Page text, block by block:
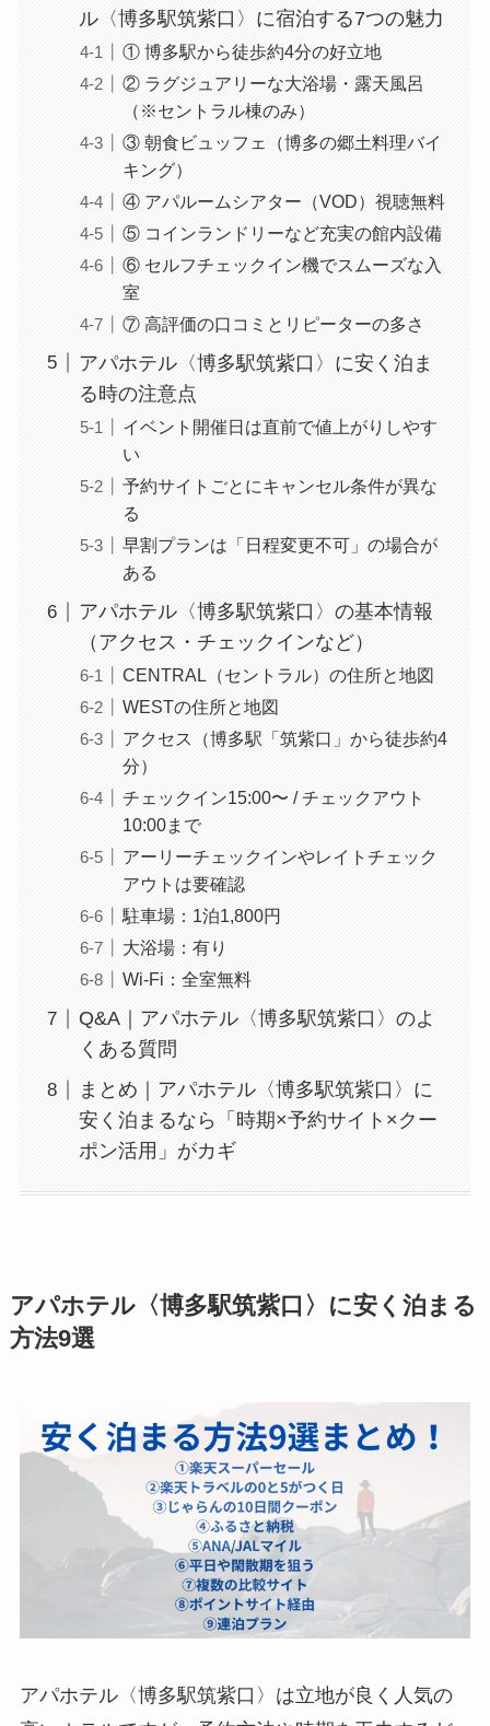
ル〈博多駅筑紫口〉に宿泊する7つの魅力
① 博多駅から徒歩約4分の好立地
② ラグジュアリーな大浴場・露天風呂
（※セントラル棟のみ）
③ 朝食ビュッフェ（博多の郷土料理バイ
キング）
④ アパルームシアター（VOD）視聴無料
⑤ コインランドリーなど充実の館内設備
⑥ セルフチェックイン機でスムーズな入
室
⑦ 高評価の口コミとリピーターの多さ
アパホテル〈博多駅筑紫口〉に安く泊ま
る時の注意点
イベント開催日は直前で値上がりしやす
い
予約サイトごとにキャンセル条件が異な
る
早割プランは「日程変更不可」の場合が
ある
アパホテル〈博多駅筑紫口〉の基本情報
（アクセス・チェックインなど）
CENTRAL（セントラル）の住所と地図
WESTの住所と地図
アクセス（博多駅「筑紫口」から徒歩約4
分）
チェックイン15:00〜 / チェックアウト
10:00まで
アーリーチェックインやレイトチェック
アウトは要確認
駐車場：1泊1,800円
大浴場：有り
Wi-Fi：全室無料
Q&A｜アパホテル〈博多駅筑紫口〉のよ
くある質問
まとめ｜アパホテル〈博多駅筑紫口〉に
安く泊まるなら「時期×予約サイト×クー
ポン活用」がカギ
アパホテル〈博多駅筑紫口〉に安く泊まる
方法9選
アパホテル〈博多駅筑紫口〉は立地が良く人気の